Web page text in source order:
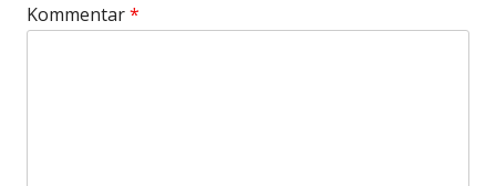
Kommentar*